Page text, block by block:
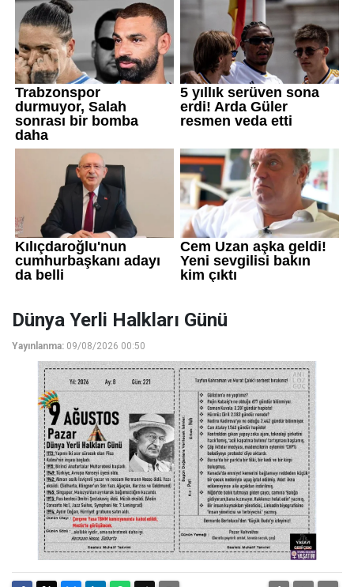
Dünya Yerli Halkları Günü
Yayınlanma: 09/08/2026 00:50